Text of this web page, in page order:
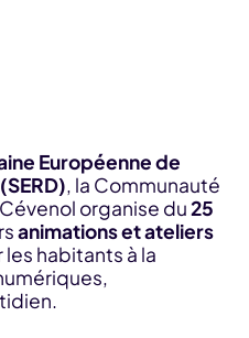
Européenne de
, la Communauté
organise du25
animations et ateliers
habitants à la